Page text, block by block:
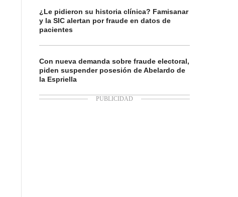
¿Le pidieron su historia clínica? Famisanar
y la SIC alertan por fraude en datos de
pacientes
Con nueva demanda sobre fraude electoral,
piden suspender posesión de Abelardo de
la Espriella